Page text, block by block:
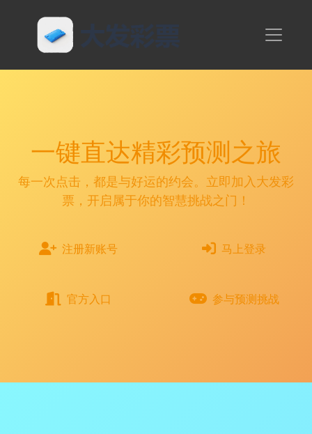
一键直达精彩预测之旅
每一次点击，都是与好运的约会。立即加入大发彩
票，开启属于你的智慧挑战之门！
注册新账号 马上登录
官方入口 参与预测挑战